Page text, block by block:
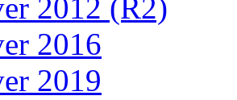
2012 (R2)
2016
2019